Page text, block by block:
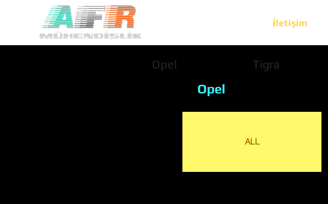
İletişim
Opel Tigra
Opel
ALL